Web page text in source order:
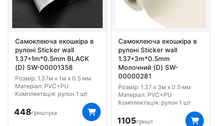
Самоклеюча екошкіра в
рулоні Sticker wall
1.37*1m*0.5mm BLACK
(D) SW-00001358
Розмір: 1.37м x 1м x 0.5 мм
Матеріал: PVC+PU
Комплектація: рулон 1 шт
448грнштука
Самоклеюча екошкіра в
рулоні Sticker wall
1.37*3m*0.5mm
Молочний (D) SW-
00000281
Розмір: 1.37 x 3м x 0.5 мм
Матеріал: PVC+PU
Комплектація: рулон 1 шт
1105грншт